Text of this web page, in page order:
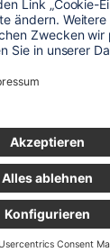
zzgl.
richtet sich
(netto)
erhalten in
können
GmbH |